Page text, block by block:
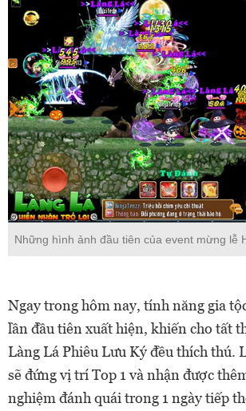
Những hình ảnh đầu tiên của event mừng lễ
Ngay trong hôm nay, tính năng gia
lần đầu tiên xuất hiện, khiến cho tất
Làng Lá Phiêu Lưu Ký đều thích thú.
sẽ đứng vị trí Top 1 và nhận được
nghiệm đánh quái trong 1 ngày tiếp